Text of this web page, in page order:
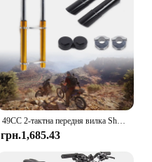
49CC 2-тактна передня вилка Shocker Small mini Triple Dirt Pit Bike Pro Trail
грн.1,685.43